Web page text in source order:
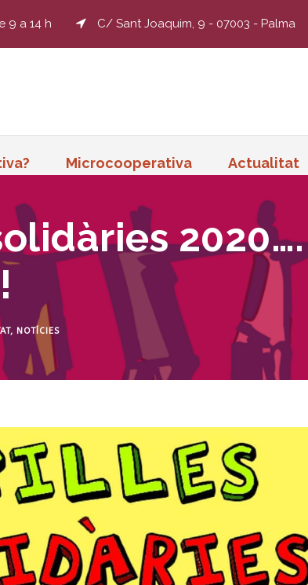
9 a 14 h C/ Sant Joaquim, 9 - 07003 - Palma
Microcooperativa Actualitat
, NOTÍCIES